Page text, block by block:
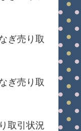
ぎ売り取
ぎ売り取
取引状況